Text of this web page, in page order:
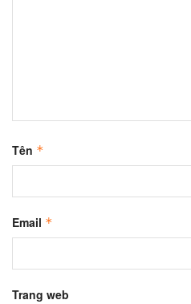
Tên *
Email *
Trang web